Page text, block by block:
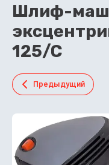
Шлиф-
125/C
Предыдущий